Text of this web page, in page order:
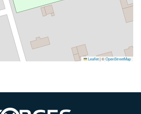
Leaflet|©OpenStreetMap